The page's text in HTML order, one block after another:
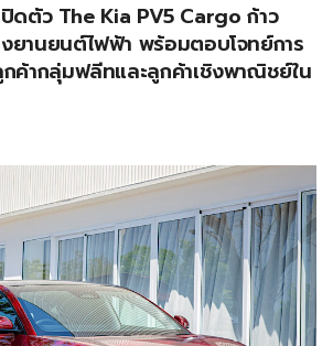
ปิดตัว The Kia PV5 Cargo ก้าว
ยานยนต์ไฟฟ้า พร้อมตอบโจทย์การ
ค้ากลุ่มฟลีทและลูกค้าเชิงพาณิชย์ใน